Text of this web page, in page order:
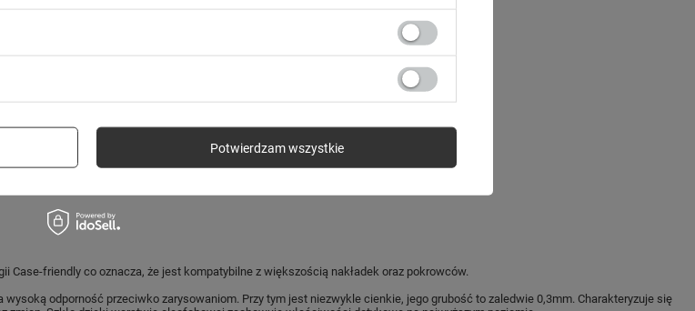
Case-friendly co oznacza, że jest kompatybilne z większością nakładek oraz pokrowców.
odporność przeciwko zarysowaniom. Przy tym jest niezwykle cienkie, jego grubość to zaledwie 0,3mm. Charakteryzuje się
Potwierdzam wszystkie